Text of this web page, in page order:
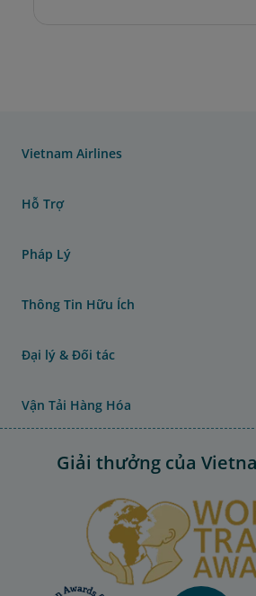
Vietnam Airlines
Hỗ Trợ
Pháp Lý
Thông Tin Hữu Ích
Đại lý & Đối tác
Vận Tải Hàng Hóa
Giải thưởng của